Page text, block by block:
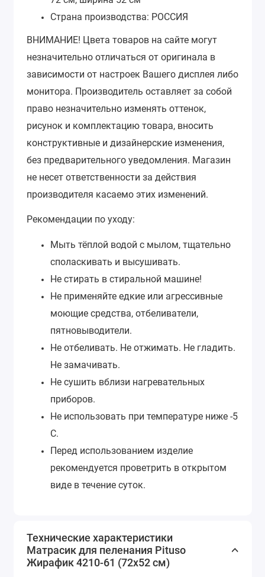
Страна производства: РОССИЯ
ВНИМАНИЕ! Цвета товаров на сайте могут
незначительно отличаться от оригинала в
зависимости от настроек Вашего дисплея либо
монитора. Производитель оставляет за собой
право незначительно изменять оттенок,
рисунок и комплектацию товара, вносить
конструктивные и дизайнерские изменения,
без предварительного уведомления. Магазин
не несет ответственности за действия
производителя касаемо этих изменений.
Рекомендации по уходу:
Мыть тёплой водой с мылом, тщательно
споласкивать и высушивать.
Не стирать в стиральной машине!
Не применяйте едкие или агрессивные
моющие средства, отбеливатели,
пятновыводители.
Не отбеливать. Не отжимать. Не гладить.
Не замачивать.
Не сушить вблизи нагревательных
приборов.
Не использовать при температуре ниже -5
С.
Перед использованием изделие
рекомендуется проветрить в открытом
виде в течение суток.
Технические характеристики
Матрасик для пеленания Pituso
Жирафик 4210-61 (72х52 см)